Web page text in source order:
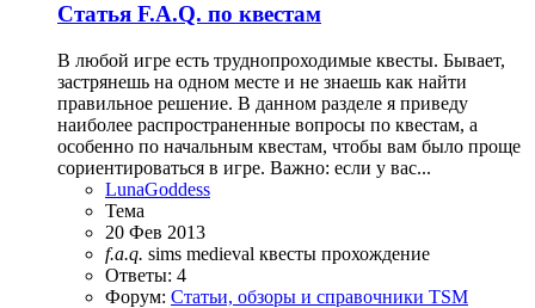
Статья F.A.Q. по квестам
В любой игре есть труднопроходимые квесты. Бывает,
застрянешь на одном месте и не знаешь как найти
правильное решение. В данном разделе я приведу
наиболее распространенные вопросы по квестам, а
особенно по начальным квестам, чтобы вам было проще
сориентироваться в игре. Важно: если у вас...
LunaGoddess
Тема
20 Фев 2013
f.a.q. sims medieval квесты прохождение
Ответы: 4
Форум: Статьи, обзоры и справочники TSM